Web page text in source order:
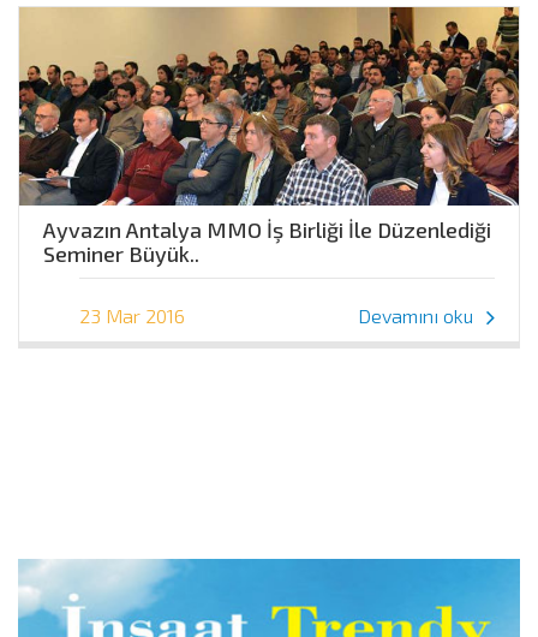
Ayvazın Antalya MMO İş Birliği İle Düzenlediği
Seminer Büyük..
23 Mar 2016 Devamını oku